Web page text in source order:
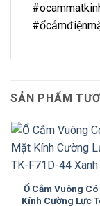
SẢN PHẨM
Ổ Cắm Vuông Có
Kính Cường Lực